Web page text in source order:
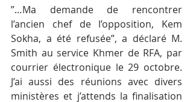
”…Ma demande de rencontrer
l’ancien chef de l’opposition, Kem
Sokha, a été refusée”, a déclaré M.
Smith au service Khmer de RFA, par
courrier électronique le 29 octobre.
J’ai aussi des réunions avec divers
ministères et j’attends la finalisation